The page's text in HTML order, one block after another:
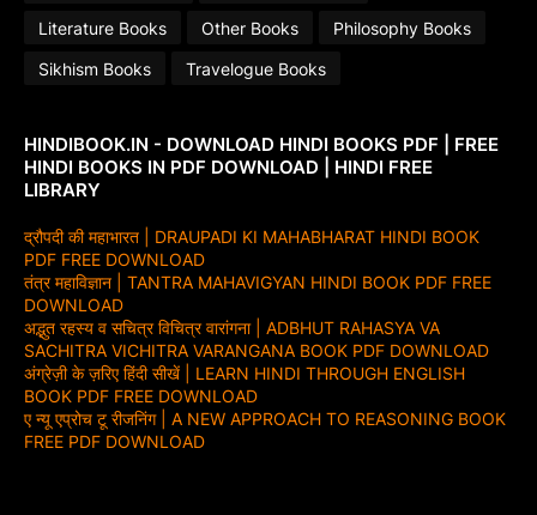
Literature Books
Other Books
Philosophy Books
Sikhism Books
Travelogue Books
HINDIBOOK.IN - DOWNLOAD HINDI BOOKS PDF | FREE
HINDI BOOKS IN PDF DOWNLOAD | HINDI FREE
LIBRARY
द्रौपदी की महाभारत | DRAUPADI KI MAHABHARAT HINDI BOOK
PDF FREE DOWNLOAD
तंत्र महाविज्ञान | TANTRA MAHAVIGYAN HINDI BOOK PDF FREE
DOWNLOAD
अद्भुत रहस्य व सचित्र विचित्र वारांगना | ADBHUT RAHASYA VA
SACHITRA VICHITRA VARANGANA BOOK PDF DOWNLOAD
अंग्रेज़ी के ज़रिए हिंदी सीखें | LEARN HINDI THROUGH ENGLISH
BOOK PDF FREE DOWNLOAD
ए न्यू एप्रोच टू रीजनिंग | A NEW APPROACH TO REASONING BOOK
FREE PDF DOWNLOAD